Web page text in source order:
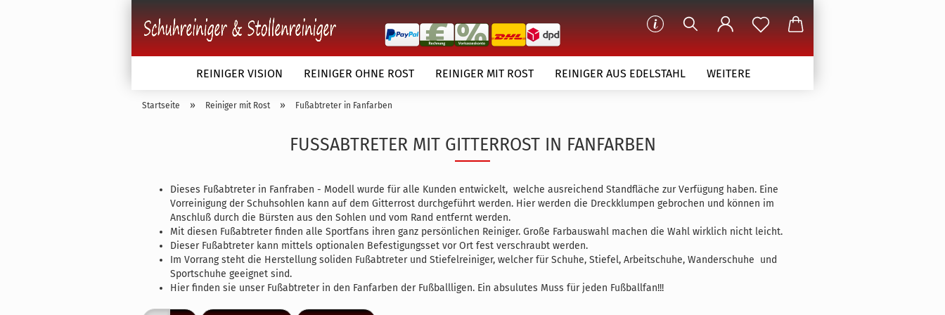
REINIGER VISION REINIGER OHNE ROST REINIGER MIT ROST REINIGER AUS EDELSTAHL WEITERE
Schuhbürsten anzeigen
Schuhbürsten dreifarbig
Schuhbürsten Kunststoffkörper
Sonderanfertigung nach Kundenwunsch
Startseite » Reiniger mit Rost » Fußabtreter in Fanfarben
FUSSABTRETER MIT GITTERROST IN FANFARBEN
Dieses Fußabtreter in Fanfraben - Modell wurde für alle Kunden entwickelt, welche ausreichend Standfläche zur Verfügung haben. Eine
Vorreinigung der Schuhsohlen kann auf dem Gitterrost durchgeführt werden. Hier werden die Dreckklumpen gebrochen und können im
Anschluß durch die Bürsten aus den Sohlen und vom Rand entfernt werden.
Mit diesen Fußabtreter finden alle Sportfans ihren ganz persönlichen Reiniger. Große Farbauswahl machen die Wahl wirklich nicht leicht.
Dieser Fußabtreter kann mittels optionalen Befestigungsset vor Ort fest verschraubt werden.
Im Vorrang steht die Herstellung soliden Fußabtreter und Stiefelreiniger, welcher für Schuhe, Stiefel, Arbeitschuhe, Wanderschuhe und
Sportschuhe geeignet sind.
Hier finden sie unser Fußabtreter in den Fanfarben der Fußballligen. Ein absulutes Muss für jeden Fußballfan!!!